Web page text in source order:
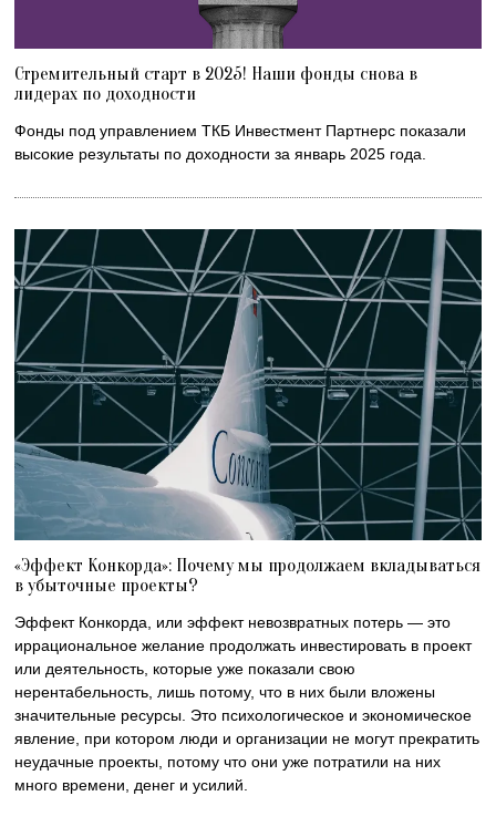
Стремительный старт в 2025! Наши фонды снова в
лидерах по доходности
Фонды под управлением ТКБ Инвестмент Партнерс показали
высокие результаты по доходности за январь 2025 года.
«Эффект Конкорда»: Почему мы продолжаем вкладываться
в убыточные проекты?
Эффект Конкорда, или эффект невозвратных потерь — это
иррациональное желание продолжать инвестировать в проект
или деятельность, которые уже показали свою
нерентабельность, лишь потому, что в них были вложены
значительные ресурсы. Это психологическое и экономическое
явление, при котором люди и организации не могут прекратить
неудачные проекты, потому что они уже потратили на них
много времени, денег и усилий.